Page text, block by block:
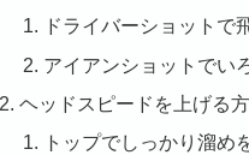
ドライバーショットで
アイアンショットでい
ヘッドスピードを上げる
トップでしっかり溜め